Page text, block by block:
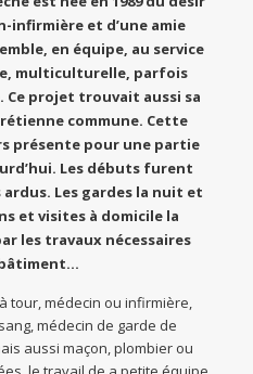
infirmière et d’une amie
en équipe, au service
multiculturelle, parfois
Ce projet trouvait aussi sa
commune. Cette
présente pour une partie
Les débuts furent
Les gardes la nuit et
et visites à domicile la
les travaux nécessaires
tour, médecin ou infirmière,
médecin de garde de
aussi maçon, plombier ou